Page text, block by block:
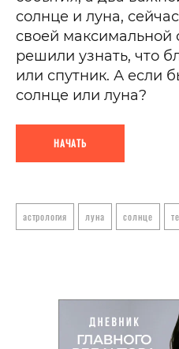
солнце и луна,
своей
решили узнать, что
или спутник. А если
солнце или луна?
НАЧАТЬ
астрология луна солнце